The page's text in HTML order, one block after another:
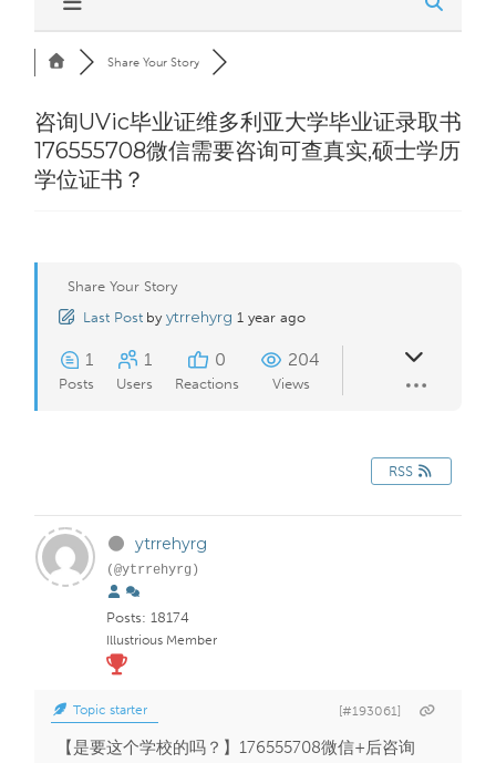
Share Your Story
咨询UVic毕业证维多利亚大学毕业证录取书
176555708微信需要咨询可查真实,硕士学历
学位证书？
Share Your Story
Last Post by ytrrehyrg 1 year ago
1
Posts
1
Users
0
Reactions
204
Views
RSS
ytrrehyrg
(@ytrrehyrg)
Posts: 18174
Illustrious Member
Topic starter [#193061]
【是要这个学校的吗？】176555708微信+后咨询